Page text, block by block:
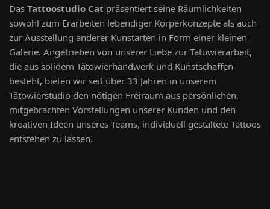
Das Tattoostudio Cat präsentiert seine Räumlichkeiten
sowohl zum Erarbeiten lebendiger Körperkonzepte als auch
zur Ausstellung anderer Kunstarten in Form einer kleinen
Galerie. Angetrieben von unserer Liebe zur Tätowierarbeit,
die aus solidem Tätowierhandwerk und Kunstschaffen
besteht, bieten wir seit über 33 Jahren in unserem
Tätowierstudio den nötigen Freiraum aus persönlichen,
mitgebrachten Vorstellungen unserer Kunden und den
kreativen Ideen unseres Teams, individuell gestaltete Tattoos
entstehen zu lassen.